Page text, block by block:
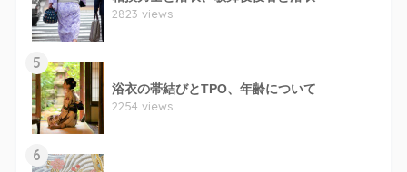
2823 views
5
浴衣の帯結びとTPO、年齢について
2254 views
6